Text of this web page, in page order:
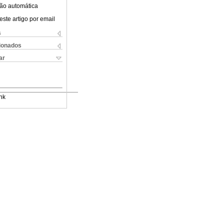
automática
artigo por email